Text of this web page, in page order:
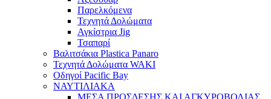
Παρελκόμενα
Τεχνητά Δολώματα
Αγκίστρια Jig
Τσαπαρί
Βαλιτσάκια Plastica Panaro
Τεχνητά Δολώματα WAKI
Οδηγοί Pacific Bay
ΝΑΥΤΙΛΙΑΚΑ
ΜΕΣΑ ΠΡΟΣΔΕΣΗΣ ΚΑΙ ΑΓΚΥΡΟΒΟΛΙΑΣ